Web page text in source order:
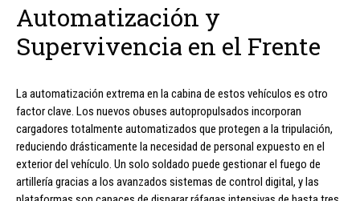
Automatización y
Supervivencia en el Frente
La automatización extrema en la cabina de estos vehículos es otro
factor clave. Los nuevos obuses autopropulsados incorporan
cargadores totalmente automatizados que protegen a la tripulación,
reduciendo drásticamente la necesidad de personal expuesto en el
exterior del vehículo. Un solo soldado puede gestionar el fuego de
artillería gracias a los avanzados sistemas de control digital, y las